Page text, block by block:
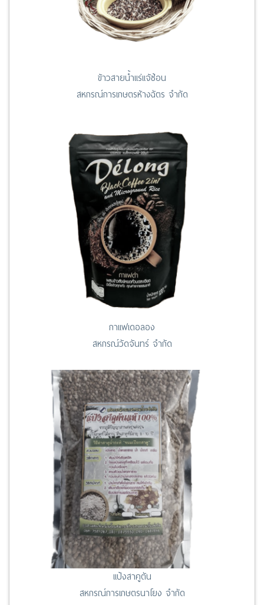
ข้าวสายน้ำแร่แจ้ซ้อน
สหกรณ์การเกษตรห้างฉัตร จำกัด
กาแฟเดอลอง
สหกรณ์วัดจันทร์ จำกัด
แป้งสาคูตัน
สหกรณ์การเกษตรนาโยง จำกัด